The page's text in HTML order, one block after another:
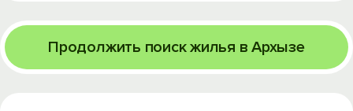
Продолжить поиск жилья в Архызе